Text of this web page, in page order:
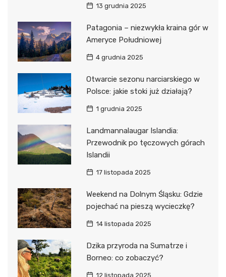
13 grudnia 2025
Patagonia – niezwykła kraina gór w
Ameryce Południowej
4 grudnia 2025
Otwarcie sezonu narciarskiego w
Polsce: jakie stoki już działają?
1 grudnia 2025
Landmannalaugar Islandia:
Przewodnik po tęczowych górach
Islandii
17 listopada 2025
Weekend na Dolnym Śląsku: Gdzie
pojechać na pieszą wycieczkę?
14 listopada 2025
Dzika przyroda na Sumatrze i
Borneo: co zobaczyć?
12 listopada 2025